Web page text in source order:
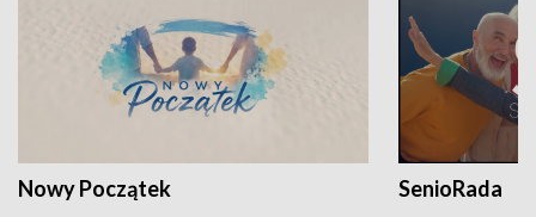
Nowy Początek SenioRada